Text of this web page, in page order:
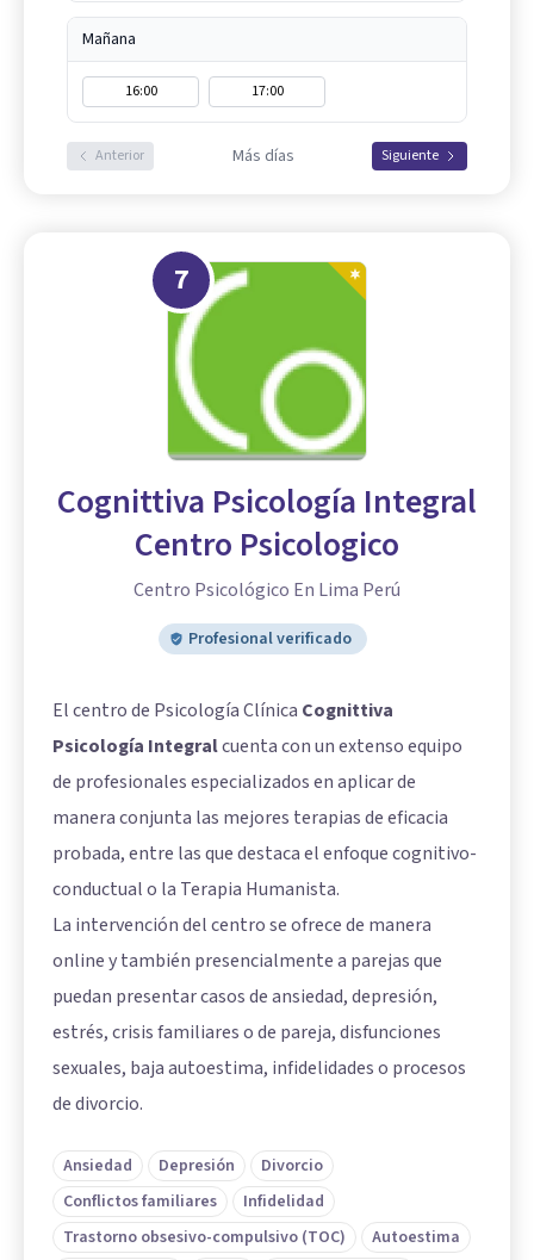
Mañana
16:00 17:00
Anterior Más días Siguiente
7
Cognittiva Psicología Integral
Centro Psicologico
Centro Psicológico En Lima Perú
Profesional verificado
El centro de Psicología Clínica Cognittiva
Psicología Integralcuenta con un extenso equipo
de profesionales especializados en aplicar de
manera conjunta las mejores terapias de eficacia
probada, entre las que destaca el enfoque cognitivo-
conductual o la Terapia Humanista.
La intervención del centro se ofrece de manera
online y también presencialmente a parejas que
puedan presentar casos de ansiedad, depresión,
estrés, crisis familiares o de pareja, disfunciones
sexuales, baja autoestima, infidelidades o procesos
de divorcio.
Ansiedad Depresión
Divorcio
Conflictos familiares
Infidelidad
Trastorno obsesivo-compulsivo (TOC)
Autoestima